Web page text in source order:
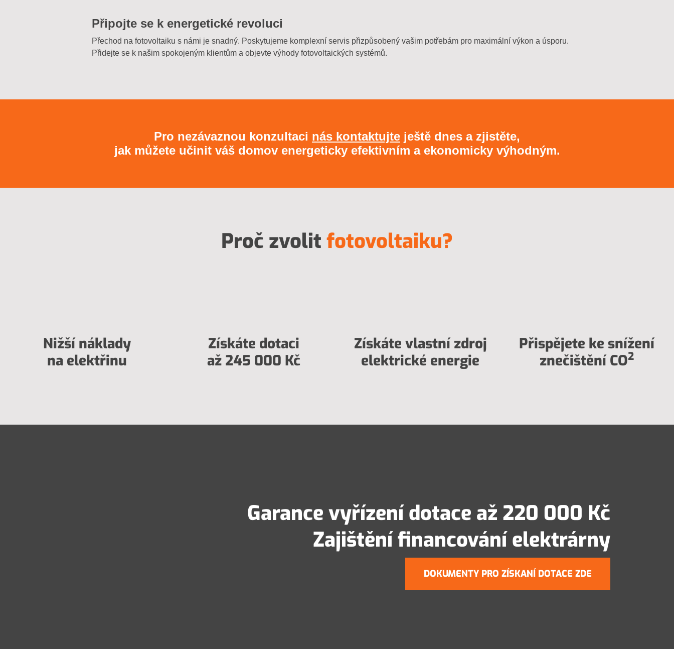
Připojte se k energetické revoluci
Přechod na fotovoltaiku s námi je snadný. Poskytujeme komplexní servis přizpůsobený vašim potřebám pro maximální výkon a úsporu.
Přidejte se k našim spokojeným klientům a objevte výhody fotovoltaických systémů.
Pro nezávaznou konzultaci nás kontaktujte ještě dnes a zjistěte,
jak můžete učinit váš domov energeticky efektivním a ekonomicky výhodným.
Proč zvolit fotovoltaiku?
Nižší náklady
na elektřinu
Získáte dotaci
až 245 000 Kč
Získáte vlastní zdroj
elektrické energie
Přispějete ke snížení
znečištění CO2
Garance vyřízení dotace až 220 000 Kč
Zajištění financování elektrárny
DOKUMENTY PRO ZÍSKANÍ DOTACE ZDE